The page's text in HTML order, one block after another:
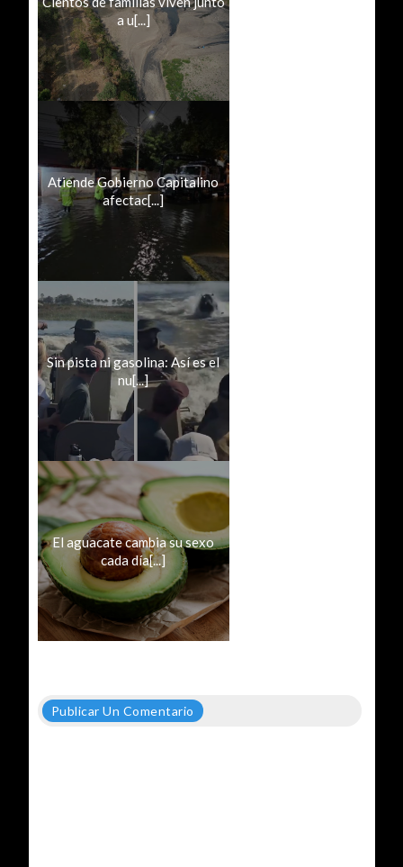
a u[...]
Atiende Gobierno Capitalino
afectac[...]
Sin pista ni gasolina: Así es el
nu[...]
El aguacate cambia su sexo
cada día[...]
Publicar Un Comentario